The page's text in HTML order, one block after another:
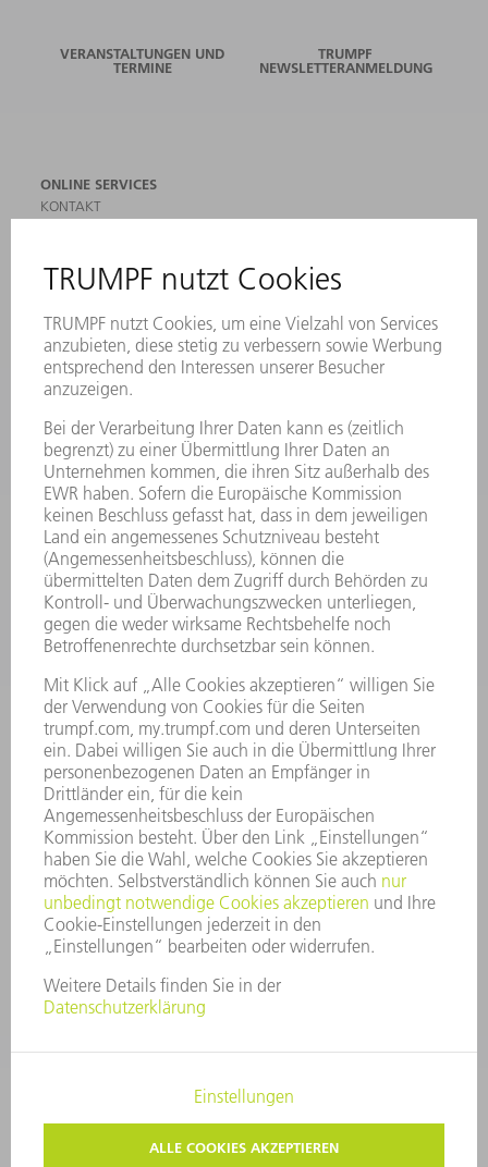
VERANSTALTUNGEN UND
TERMINE
TRUMPF
NEWSLETTERANMELDUNG
ONLINE SERVICES
KONTAKT
VERANSTALTUNGEN UND TERMINE
NEWSLETTER-ANMELDUNG
MYTRUMPF
SICHERHEITSDATENBLÄTTER
PRODUKTE
MASCHINEN & SYSTEME
LEISTUNGSELEKTRONIK
ELEKTROWERKZEUGE
SMART FACTORY
SOFTWARE
SERVICES
ANWENDUNGEN
BRANCHEN
UNTERNEHMEN
KARRIERE
STELLENANGEBOTE
UNTERNEHMENSPROFIL
GESCHÄFTSBERICHT
UNTERNEHMENSGRUNDSÄTZE
COMPLIANCE
HINWEISGEBERSYSTEM
SECURITY
PRESSEMITTEILUNGEN
MAGAZINE
LIEFERANTEN
NACHHALTIGKEIT
UMWELT & KLIMA
SOZIALES & GESELLSCHAFT
UNTERNEHMENSFÜHRUNG
IMPRESSUM
DATENSCHUTZ
COPYRIGHT UND MARKENZEICHEN
AGB
PRIVATSPHÄRE-EINSTELLUNGEN